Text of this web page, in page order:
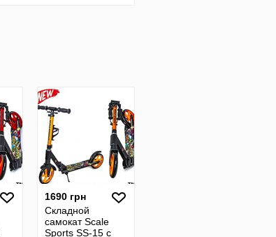
1690 грн
Складной
самокат Scale
Sports SS-15 с